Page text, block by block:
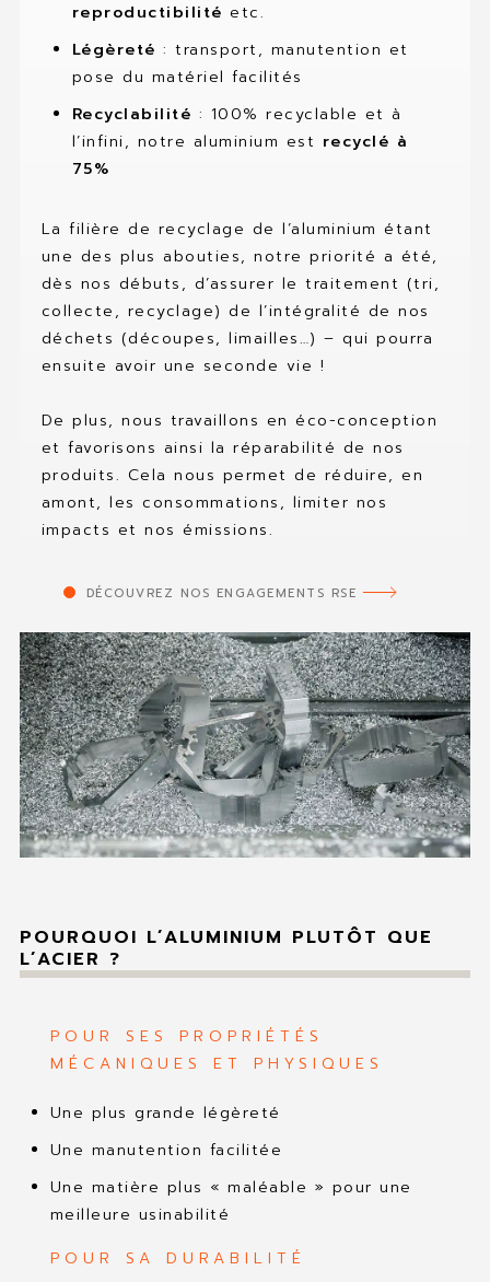
reproductibilitéetc.
Légèreté : transport, manutention et
pose du matériel facilités
Recyclabilité : 100% recyclable et à
l’infini, notre aluminium est recyclé à
75%
La filière de recyclage de l’aluminium étant
une des plus abouties, notre priorité a été,
dès nos débuts, d’assurer le traitement (tri,
collecte, recyclage) de l’intégralité de nos
déchets (découpes, limailles…) – qui pourra
ensuite avoir une seconde vie !
De plus, nous travaillons en éco-conception
et favorisons ainsi la réparabilité de nos
produits. Cela nous permet de réduire, en
amont, les consommations, limiter nos
impacts et nos émissions.
DÉCOUVREZ NOS ENGAGEMENTS RSE
POURQUOI L’ALUMINIUM PLUTÔT QUE
L’ACIER ?
POUR SES PROPRIÉTÉS
MÉCANIQUES ET PHYSIQUES
Une plus grande légèreté
Une manutention facilitée
Une matière plus « maléable » pour une
meilleure usinabilité
POUR SA DURABILITÉ